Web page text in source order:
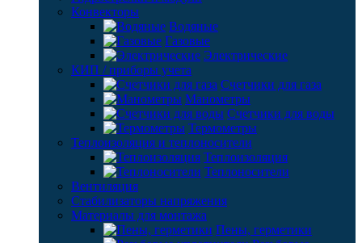
Конвекторы
Водяные
Газовые
Электрические
КИП / приборы учета
Счетчики для газа
Манометры
Счетчики для воды
Термометры
Теплоизоляция и теплоносители
Теплоизоляция
Теплоносители
Вентиляция
Стабилизаторы напряжения
Материалы для монтажа
Пены, герметики